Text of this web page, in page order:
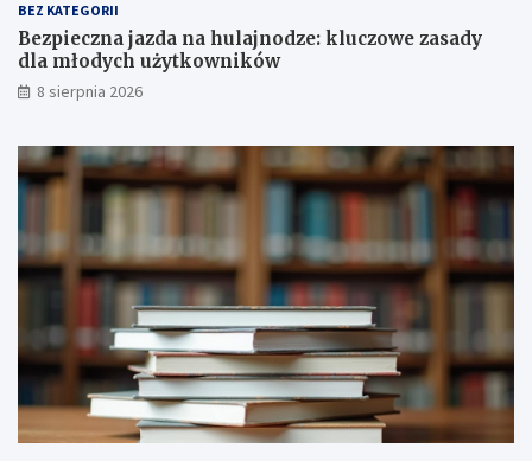
a
p
o
d
p
a
n
!
y
d
l
a
m
d
y
h
u
ż
o
n
i
BEZ KATEGORII
Bezpieczna jazda na hulajnodze: kluczowe zasady
dla młodych użytkowników
8 sierpnia 2026